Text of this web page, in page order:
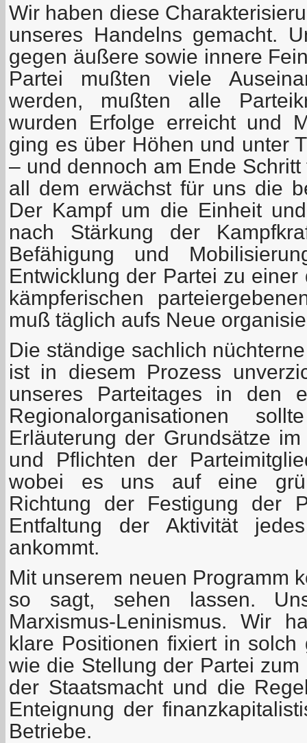
Wir haben diese
unseres Handelns gemacht.
gegen äußere sowie innere
Partei mußten viele
werden, mußten alle
wurden Erfolge erreicht und
ging es über Höhen und unter
– und dennoch am Ende
all dem erwächst für uns die
Der Kampf um die Einheit
nach Stärkung der
Befähigung und
Entwicklung der Partei zu
kämpferischen
muß täglich aufs Neue
Die ständige sachlich
ist in diesem Prozess
unseres Parteitages in den
Regionalorganisationen
Erläuterung der Grundsätze
und Pflichten der
wobei es uns auf eine
Richtung der Festigung der
Entfaltung der Aktivität
ankommt.
Mit unserem neuen Programm
so sagt, sehen lassen.
Marxismus-Leninismus. Wir
klare Positionen fixiert in solch
wie die Stellung der Partei
der Staatsmacht und die
Enteignung der
Betriebe.